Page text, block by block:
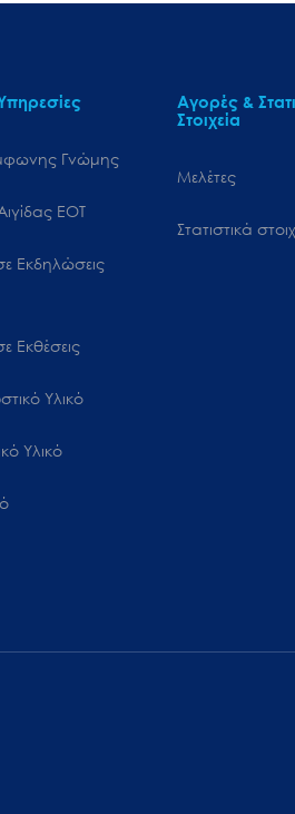
Γνώμης
ΕΟΤ
Εκδηλώσεις
Εκθέσεις
Υλικό
Υλικό
Αγορές &
Στοιχεία
Μελέτες
Στατιστικά